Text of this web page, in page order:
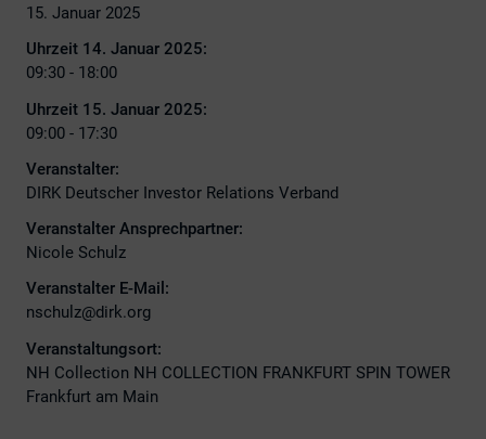
15. Januar 2025
Uhrzeit 14. Januar 2025:
09:30 - 18:00
Uhrzeit 15. Januar 2025:
09:00 - 17:30
Veranstalter:
DIRK Deutscher Investor Relations Verband
Veranstalter Ansprechpartner:
Nicole Schulz
Veranstalter E-Mail:
nschulz@dirk.org
Veranstaltungsort:
NH Collection NH COLLECTION FRANKFURT SPIN TOWER
Frankfurt am Main